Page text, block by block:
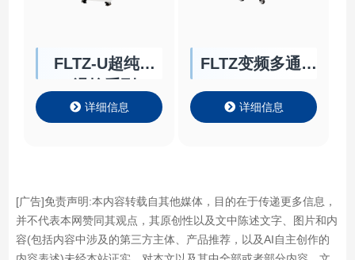
FLTZ-U超纯水
详细信息
FLTZ变频多通道
详细信息
[广告]免责声明:本内容转载自其他媒体，目的在于传递更多信息，
并不代表本网赞同其观点，其原创性以及文中陈述文字、图片和内
容(包括内容中涉及的第三方主体、产品推荐，以及AI自主创作的